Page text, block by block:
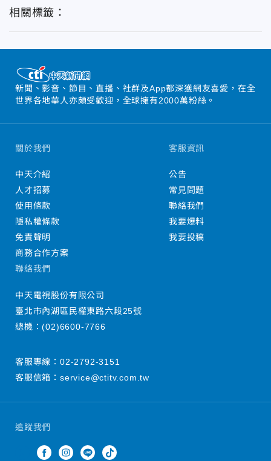
相關標籤：
新聞、影音、節目、直播、社群及App都深獲網友喜愛，在全
世界各地華人亦頗受歡迎，全球擁有2000萬粉絲。
追蹤我們
關於我們
中天介紹
人才招募
使用條款
隱私權條款
免責聲明
商務合作方案
客服資訊
公告
常見問題
聯絡我們
我要爆料
我要投稿
聯絡我們
中天電視股份有限公司
臺北市內湖區民權東路六段25號
總機：(02)6600-7766
客服專線： 02-2792-3151
客服信箱： service@ctitv.com.tw